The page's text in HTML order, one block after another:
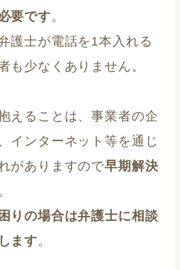
要です。
護士が電話を1本入れる
も少なくありません。
えることは、事業者の企
インターネット等を通じ
がありますので早期解決
りの場合は弁護士に相談
ます。